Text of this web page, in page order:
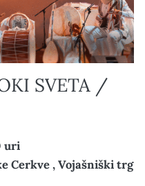
SVETA /
uri
Cerkve , Vojašniški trg